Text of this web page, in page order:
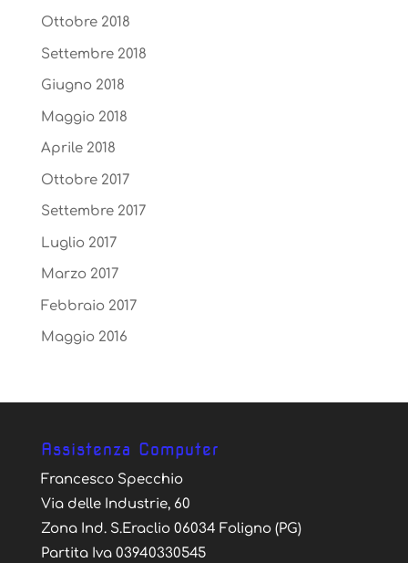
Ottobre 2018
Settembre 2018
Giugno 2018
Maggio 2018
Aprile 2018
Ottobre 2017
Settembre 2017
Luglio 2017
Marzo 2017
Febbraio 2017
Maggio 2016
Assistenza Computer
Francesco Specchio
Via delle Industrie, 60
Zona Ind. S.Eraclio 06034 Foligno (PG)
Partita Iva 03940330545